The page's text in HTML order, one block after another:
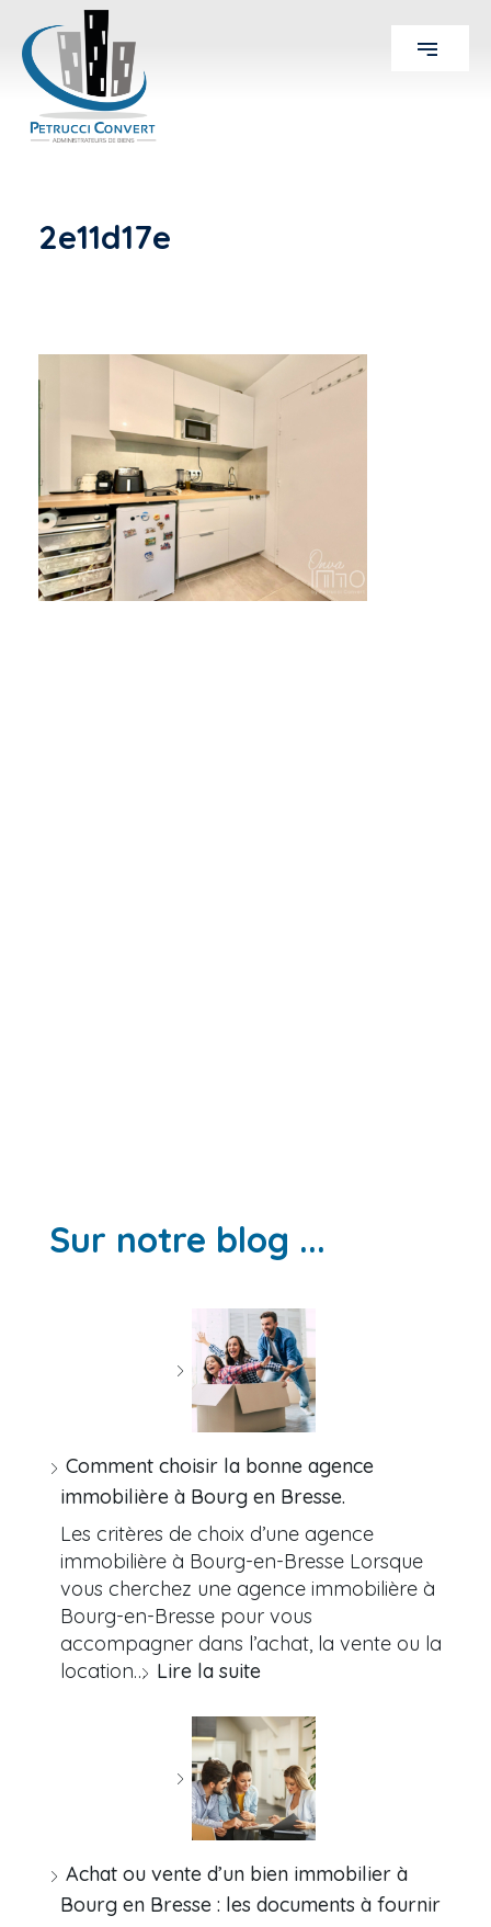
2e11d17e
Sur notre blog ...
Comment choisir la bonne agence
immobilière à Bourg en Bresse.
Les critères de choix d’une agence
immobilière à Bourg-en-Bresse Lorsque
vous cherchez une agence immobilière à
Bourg-en-Bresse pour vous
accompagner dans l’achat, la vente ou la
location… Lire la suite
Achat ou vente d’un bien immobilier à
Bourg en Bresse : les documents à fournir